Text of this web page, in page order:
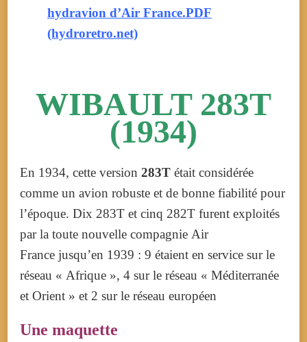
hydravion d’Air France.PDF
(hydroretro.net)
WIBAULT 283T
(1934)
En 1934, cette version 283T était considérée
comme un avion robuste et de bonne fiabilité pour
l’époque. Dix 283T et cinq 282T furent exploités
par la toute nouvelle compagnie Air
France jusqu’en 1939 : 9 étaient en service sur le
réseau « Afrique », 4 sur le réseau « Méditerranée
et Orient » et 2 sur le réseau européen
Une maquette